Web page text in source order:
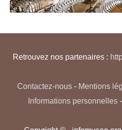
Retrouvez nos partenaires :
Contactez-nous- Mentions
Informations personnelles -